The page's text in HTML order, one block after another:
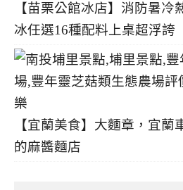
【苗栗公館冰店】消防暑冷
冰任選16種配料上桌超浮誇
【宜蘭美食】大麵章，宜蘭
的麻醬麵店